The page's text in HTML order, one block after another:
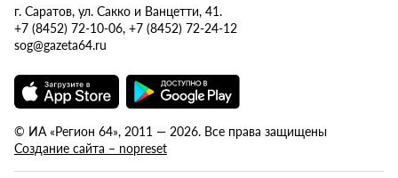
г. Саратов, ул. Сакко и Ванцетти, 41.
+7 (8452) 72-10-06, +7 (8452) 72-24-12
sog@gazeta64.ru
© ИА «Регион 64», 2011 — 2026. Все права защищены
Создание сайта – nopreset